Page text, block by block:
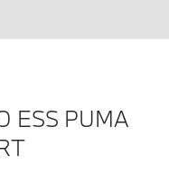
ESS PUMA